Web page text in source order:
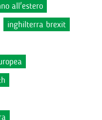
all'estero
inghilterra brexit